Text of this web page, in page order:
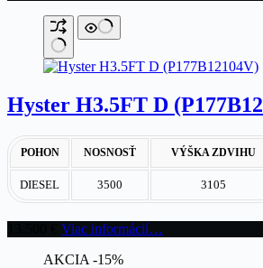
Hyster H3.5FT D
POHON NOSNOSŤ VÝŠKA ZDVIHU
DIESEL 3500 3105
Viac informácií…
AKCIA -15%